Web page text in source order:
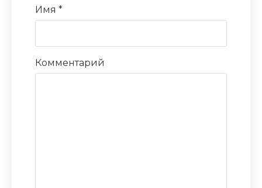
Имя *
Комментарий